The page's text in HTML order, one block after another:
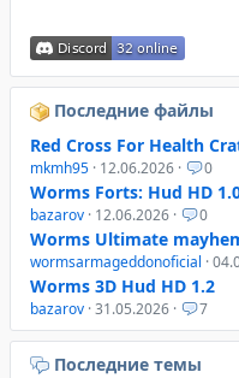
Последние файлы
Red Cross For Health
mkmh95 · 12.06.2026 · 0
Worms Forts: Hud HD
bazarov · 12.06.2026 · 0
Worms Ultimate
wormsarmageddonoficial ·
Worms 3D Hud HD 1.2
bazarov · 31.05.2026 · 7
Последние темы